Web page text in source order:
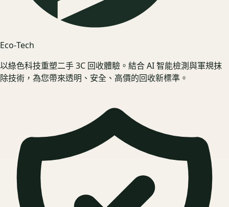
Eco‑Tech
以綠色科技重塑二手 3C 回收體驗。結合 AI 智能檢測與軍規抹
除技術，為您帶來透明、安全、高價的回收新標準。